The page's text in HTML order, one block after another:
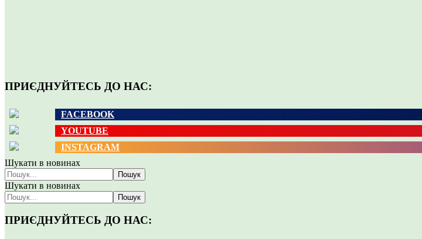
ПРИЄДНУЙТЕСЬ ДО НАС:
FACEBOOK
YOUTUBE
INSTAGRAM
Шукати в новинах
Пошук
Шукати в новинах
Пошук
ПРИЄДНУЙТЕСЬ ДО НАС: